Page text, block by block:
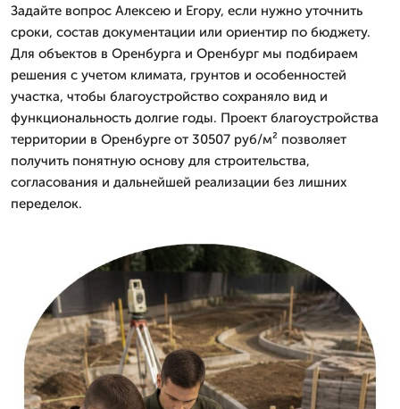
Задайте вопрос Алексею и Егору, если нужно уточнить
сроки, состав документации или ориентир по бюджету.
Для объектов в Оренбурга и Оренбург мы подбираем
решения с учетом климата, грунтов и особенностей
участка, чтобы благоустройство сохраняло вид и
функциональность долгие годы. Проект благоустройства
территории в Оренбурге от 30507 руб/м² позволяет
получить понятную основу для строительства,
согласования и дальнейшей реализации без лишних
переделок.